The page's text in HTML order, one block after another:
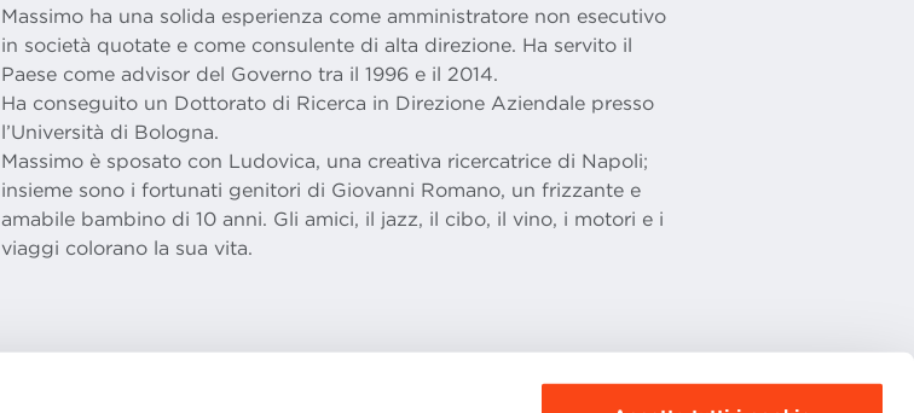
Massimo ha una solida esperienza come amministratore non esecutivo
in società quotate e come consulente di alta direzione. Ha servito il
Paese come advisor del Governo tra il 1996 e il 2014.
Ha conseguito un Dottorato di Ricerca in Direzione Aziendale presso
l’Università di Bologna.
Massimo è sposato con Ludovica, una creativa ricercatrice di Napoli;
insieme sono i fortunati genitori di Giovanni Romano, un frizzante e
amabile bambino di 10 anni. Gli amici, il jazz, il cibo, il vino, i motori e i
viaggi colorano la sua vita.